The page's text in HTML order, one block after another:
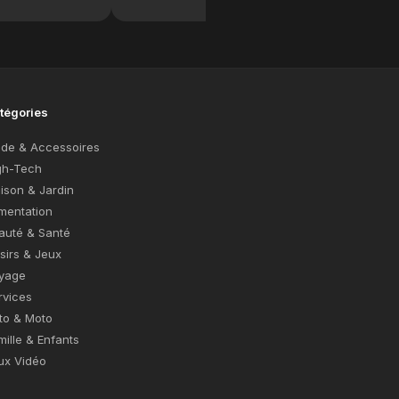
& Accessoires
Tech
& Jardin
& Santé
& Jeux
& Moto
& Enfants
Vidéo